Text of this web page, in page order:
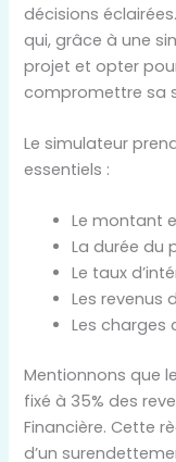
décisions
qui, grâce à une
projet et opter
compromettre sa
Le simulateur
essentiels :
Le montant
La durée du
Le taux
Les revenus
Les charges
Mentionnons que le
fixé à 35% des
Financière. Cette
d’un